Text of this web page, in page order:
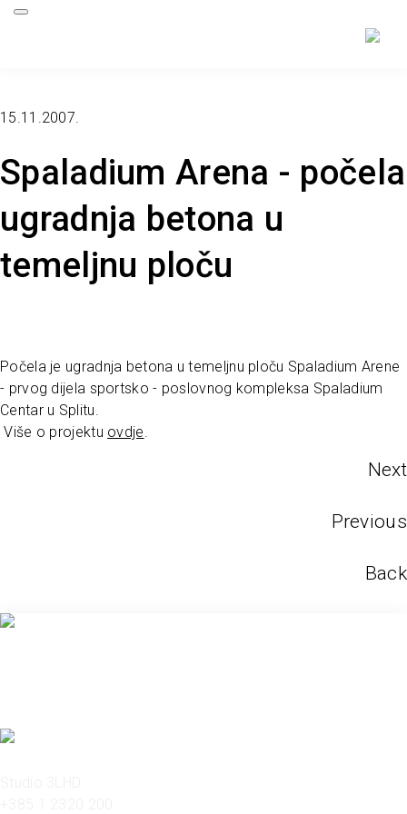
Spaladium Arena - počela
ugradnja betona u
temeljnu ploču
15.11.2007.
Počela je ugradnja betona u temeljnu ploču Spaladium Arene
- prvog dijela sportsko - poslovnog kompleksa Spaladium
Centar u Splitu.
Više o projektu ovdje
Next
Previous
Back